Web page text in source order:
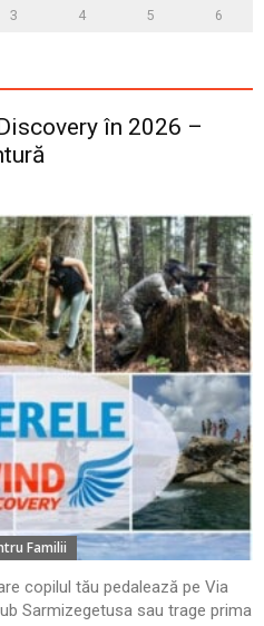
3 4 5 6
în 2026 –
Familii
copilul tău pedalează pe Via
Sarmizegetusa sau trage prima